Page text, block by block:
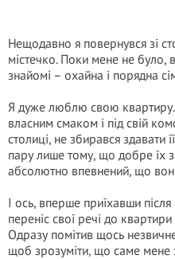
Нещодавно я повернувся зі
містечко. Поки мене не було,
знайомі – охайна і порядна
Я дуже люблю свою квартиру.
власним смаком і під свій
столиці, не збирався здавати
пару лише тому, що добре їх
абсолютно впевнений, що
І ось, вперше приїхавши
переніс свої речі до
Одразу помітив щось
щоб зрозуміти, що саме мене